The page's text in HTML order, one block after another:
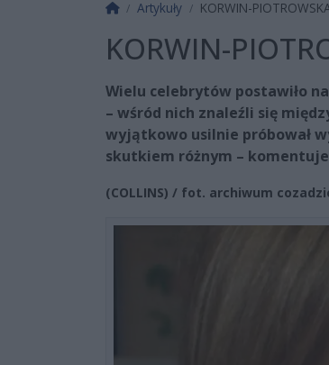
Strona główna
Artykuły KORWIN-
KORWIN-
Wielu celebrytów postawiło
– wśród nich znaleźli się
wyjątkowo usilnie próbował
skutkiem różnym –
(COLLINS) / fot. archiwum